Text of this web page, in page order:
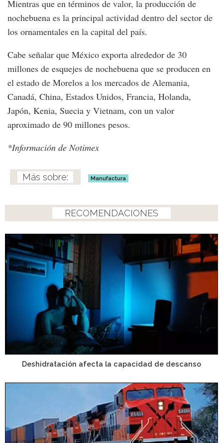
Mientras que en términos de valor, la producción de
nochebuena es la principal actividad dentro del sector de
los ornamentales en la capital del país.
Cabe señalar que México exporta alrededor de 30
millones de esquejes de nochebuena que se producen en
el estado de Morelos a los mercados de Alemania,
Canadá, China, Estados Unidos, Francia, Holanda,
Japón, Kenia, Suecia y Vietnam, con un valor
aproximado de 90 millones pesos.
*Información de Notimex
Manufactura
RECOMENDACIONES
Deshidratación afecta la capacidad de descanso